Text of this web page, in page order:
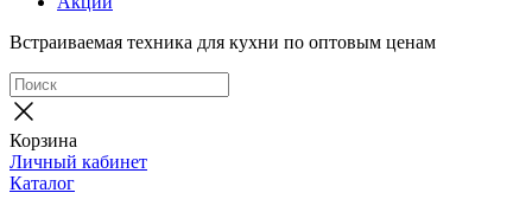
Встраиваемая техника для кухни по оптовым ценам
Корзина
Личный кабинет
Каталог